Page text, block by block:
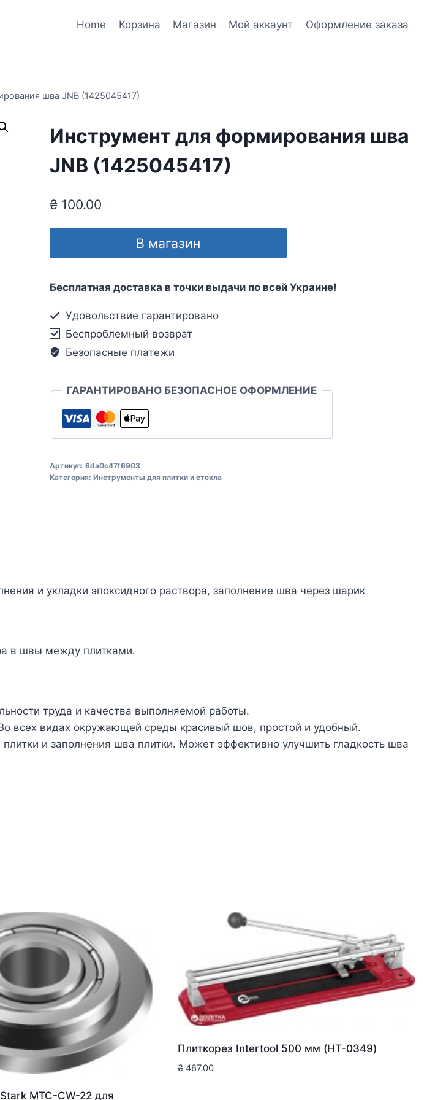
Home Корзина Магазин Мой аккаунт Оформление заказа
шва JNB (1425045417)
Инструмент для формирования шва
JNB (1425045417)
₴100.00
В магазин
Бесплатная доставка в точки выдачи по всей Украине!
Удовольствие гарантировано
Беспроблемный возврат
Безопасные платежи
ГАРАНТИРОВАНО БЕЗОПАСНОЕ ОФОРМЛЕНИЕ
Артикул: 6da0c47f6903
Категория: Инструменты для плитки и стекла
и укладки эпоксидного раствора, заполнение шва через шарик
в швы между плитками.
труда и качества выполняемой работы.
всех видах окружающей среды красивый шов, простой и удобный.
и заполнения шва плитки. Может эффективно улучшить гладкость шва
MTC-CW-22 для
Плиткорез Intertool 500 мм (HT-0349)
₴467.00